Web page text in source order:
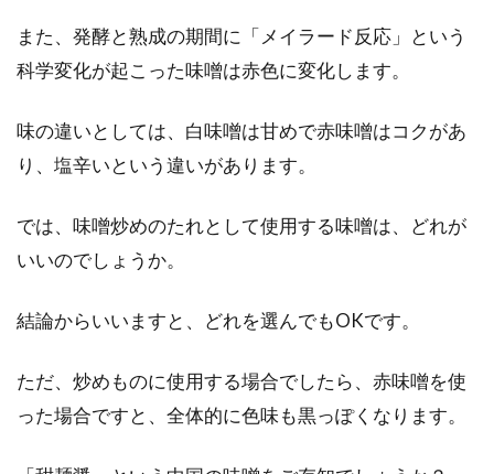
でいるバナナは、どれも黄色のバナナですよ
用できるのはバターだけ？
ある「ショートニング」。実際、どんなものな
また、発酵と熟成の期間に「メイラード反応」という
科学変化が起こった味噌は赤色に変化します。
味の違いとしては、白味噌は甘めで赤味噌はコクがあ
り、塩辛いという違いがあります。
では、味噌炒めのたれとして使用する味噌は、どれが
いいのでしょうか。
結論からいいますと、どれを選んでもOKです。
ただ、炒めものに使用する場合でしたら、赤味噌を使
った場合ですと、全体的に色味も黒っぽくなります。